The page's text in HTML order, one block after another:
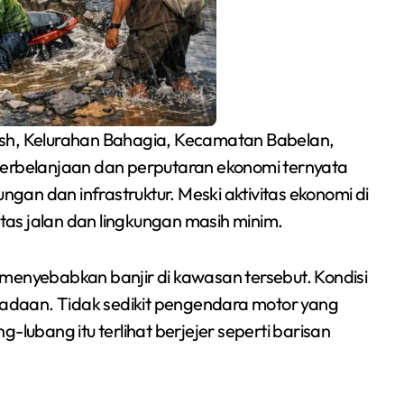
Kelurahan Bahagia, Kecamatan Babelan,
dan perputaran ekonomi ternyata
dan infrastruktur. Meski aktivitas ekonomi di
jalan dan lingkungan masih minim.
banjir di kawasan tersebut. Kondisi
Tidak sedikit pengendara motor yang
lubang itu terlihat berjejer seperti barisan
ANPIKASI CUP 2026
Jadi Ajang
Pembinaan Bakat
Redaksi Bekasi Today Jun 24, 2026